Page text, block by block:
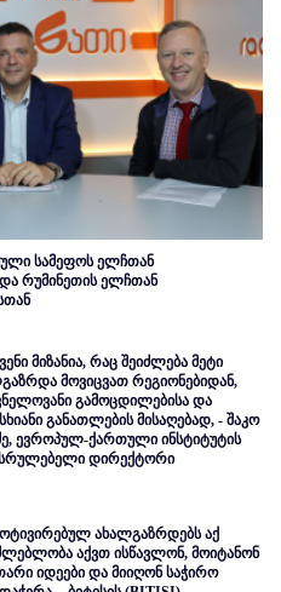
სამეფოს ელჩთან
რუმინეთის ელჩთან
მიზანია, რაც შეიძლება მეტი
მოვიცვათ რეგიონებიდან,
გამოცდილებისა და
განათლების მისაღებად, - შაკო
ევროპულ-ქართული ინსტიტუტის
დირექტორი
ახალგაზრდებს აქ
აქვთ ისწავლონ, მოიტანონ
იდეები და მიიღონ საჭირო